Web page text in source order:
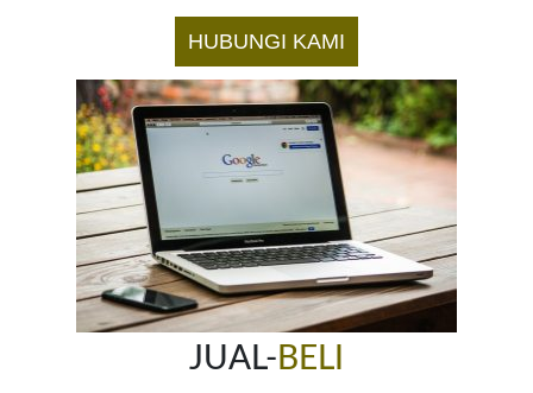
HUBUNGI KAMI
JUAL- BELI